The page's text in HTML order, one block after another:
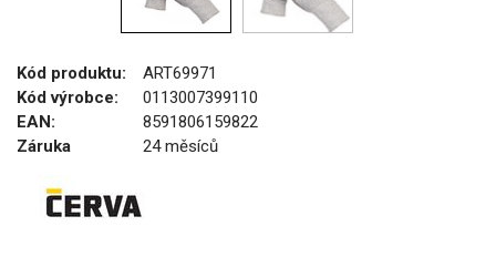
Kód produktu:
ART69971
Kód výrobce:
0113007399110
EAN:
8591806159822
Záruka
24 měsíců